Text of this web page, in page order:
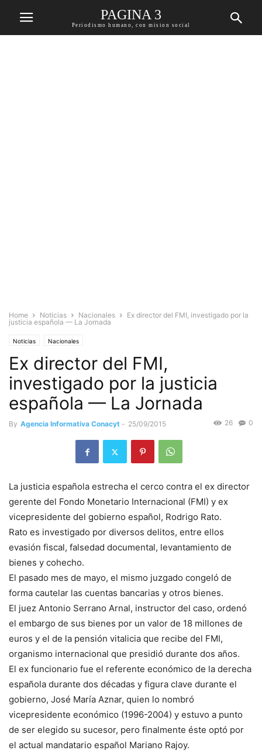
PAGINA 3
Periodismo humano, con mision social
Home Noticias Nacionales
Ex director del FMI, investigado por la
justicia española — La Jornada
Noticias Nacionales
Ex director del FMI,
investigado por la justicia
española — La Jornada
By Agencia Informativa Conacyt - 25/09/2015 0
26
La justicia española estrecha el cerco contra el ex director
gerente del Fondo Monetario Internacional (FMI) y ex
vicepresidente del gobierno español, Rodrigo Rato.
Rato es investigado por diversos delitos, entre ellos
evasión fiscal, falsedad documental, levantamiento de
bienes y cohecho.
El pasado mes de mayo, el mismo juzgado congeló de
forma cautelar las cuentas bancarias y otros bienes.
El juez Antonio Serrano Arnal, instructor del caso, ordenó
el embargo de sus bienes por un valor de 18 millones de
euros y el de la pensión vitalicia que recibe del FMI,
organismo internacional que presidió durante dos años.
El ex funcionario fue el referente económico de la derecha
española durante dos décadas y figura clave durante el
gobierno, José María Aznar, quien lo nombró
vicepresidente económico (1996-2004) y estuvo a punto
de ser elegido su sucesor, pero finalmente éste optó por
el actual mandatario español Mariano Rajoy.